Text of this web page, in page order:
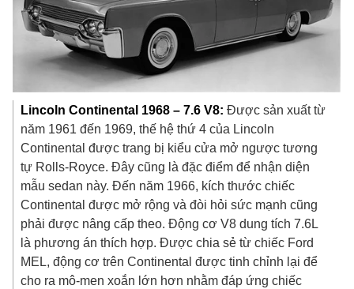
Lincoln Continental 1968 – 7.6 V8: Được sản xuất từ
năm 1961 đến 1969, thế hệ thứ 4 của Lincoln
Continental được trang bị kiểu cửa mở ngược tương
tự Rolls-Royce. Đây cũng là đặc điểm để nhận diện
mẫu sedan này. Đến năm 1966, kích thước chiếc
Continental được mở rộng và đòi hỏi sức mạnh cũng
phải được nâng cấp theo. Động cơ V8 dung tích 7.6L
là phương án thích hợp. Được chia sẻ từ chiếc Ford
MEL, động cơ trên Continental được tinh chỉnh lại để
cho ra mô-men xoắn lớn hơn nhằm đáp ứng chiếc